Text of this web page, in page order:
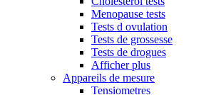
Menopause tests
Tests d ovulation
Tests de grossesse
Tests de drogues
Afficher plus
Appareils de mesure
Tensiometres